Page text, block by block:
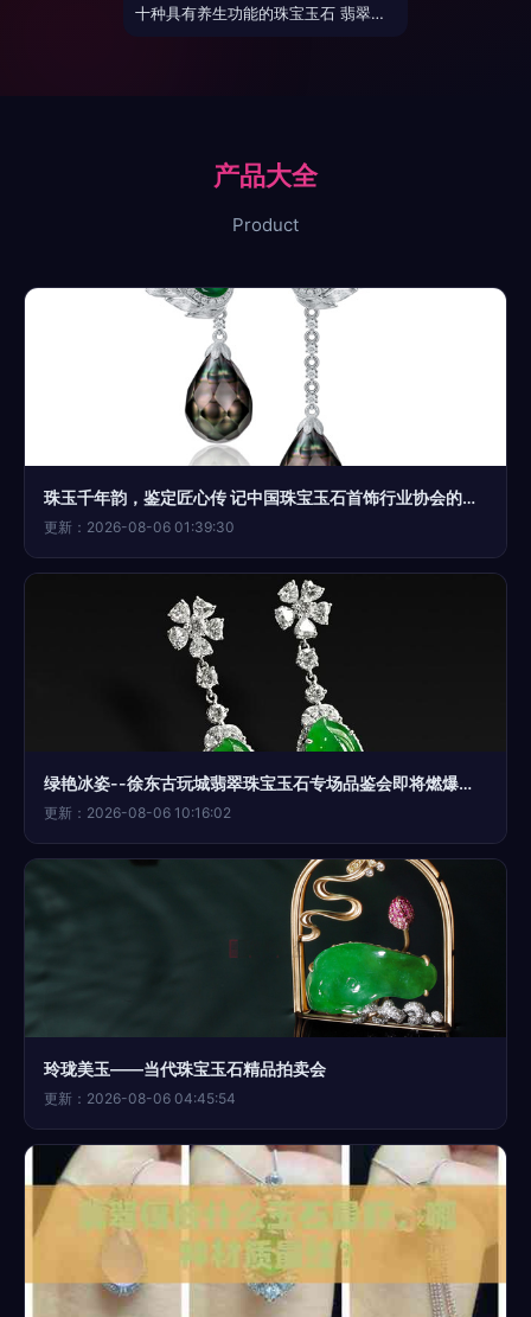
十种具有养生功能的珠宝玉石 翡翠与琥珀的养生之道
产品大全
Product
珠玉千年韵，鉴定匠心传 记中国珠宝玉石首饰行业协会的角色与担当
更新：2026-08-06 01:39:30
绿艳冰姿--徐东古玩城翡翠珠宝玉石专场品鉴会即将燃爆春日
更新：2026-08-06 10:16:02
玲珑美玉——当代珠宝玉石精品拍卖会
更新：2026-08-06 04:45:54